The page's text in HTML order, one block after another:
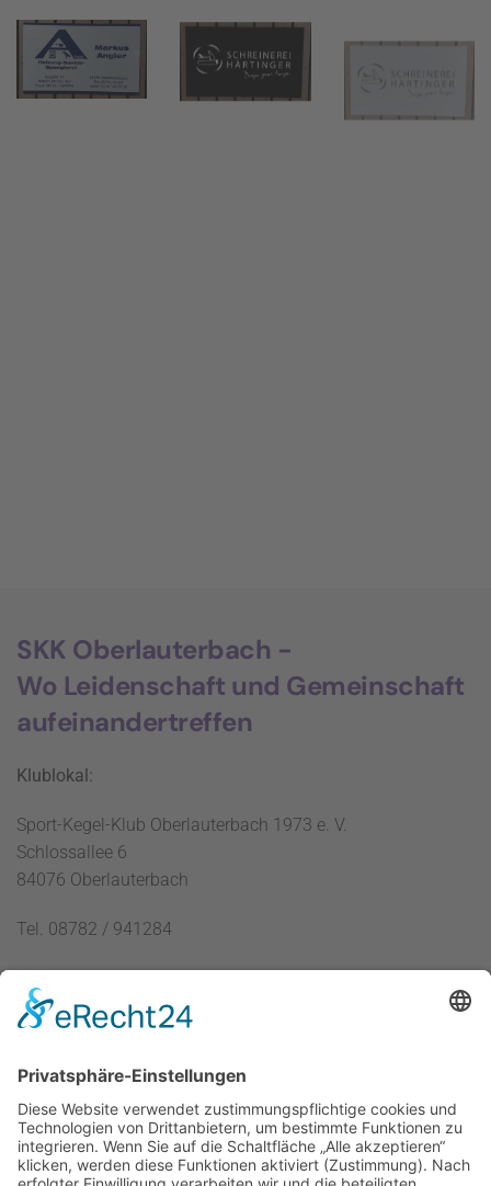
SKK Oberlauterbach -
Wo Leidenschaft und Gemeinschaft
aufeinandertreffen
Klublokal:
Sport-Kegel-Klub Oberlauterbach 1973 e. V.
Schlossallee 6
84076 Oberlauterbach
Tel. 08782 / 941284
Übersicht
Startseite
Verein
Mannschaften
Datenschutz
Login